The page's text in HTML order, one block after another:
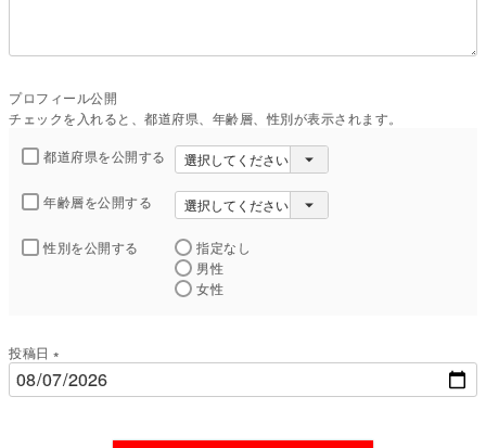
プロフィール公開
チェックを入れると、都道府県、年齢層、性別が表示されます。
都道府県を公開する
年齢層を公開する
性別を公開する
指定なし
男性
女性
投稿日
(
必